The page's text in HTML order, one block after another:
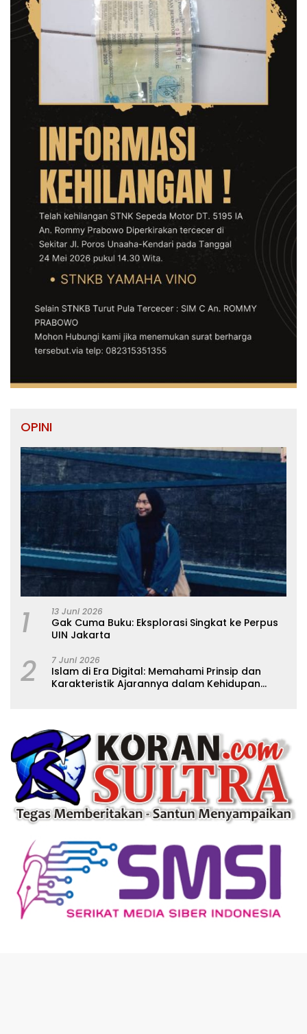
OPINI
1 13 Juni 2026
Gak Cuma Buku: Eksplorasi Singkat ke Perpus
UIN Jakarta
2 7 Juni 2026
Islam di Era Digital: Memahami Prinsip dan
Karakteristik Ajarannya dalam Kehidupan